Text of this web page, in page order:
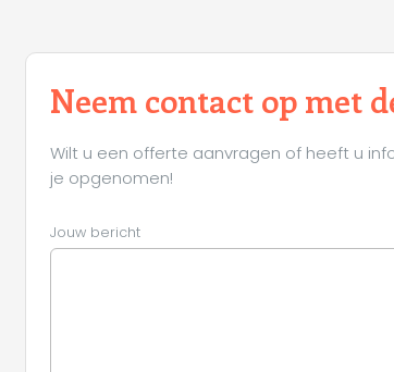
Neem contact op met
Wilt u een offerte aanvragen of heeft u
je opgenomen!
Jouw bericht